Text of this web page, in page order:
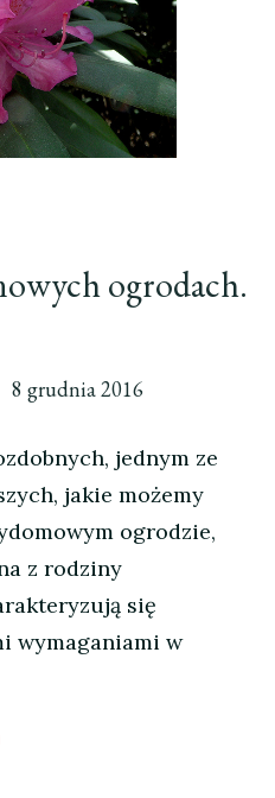
ogrodach.
8 grudnia 2016
jednym ze
jakie możemy
ogrodzie,
z rodziny
się
wymaganiami w